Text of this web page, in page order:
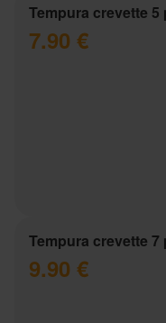
Tempura crevette 5
7.90 €
Tempura crevette 7
9.90 €